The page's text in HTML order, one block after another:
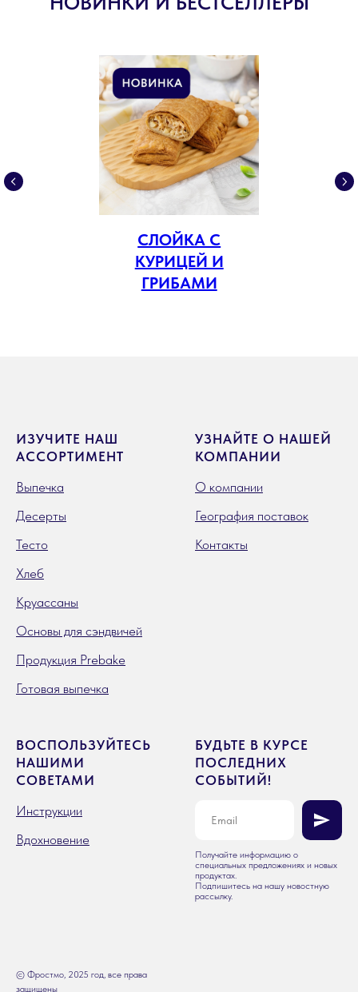
СЛОЙКА С
КУРИЦЕЙ И
ГРИБАМИ
ИЗУЧИТЕ НАШ
АССОРТИМЕНТ
Выпечка
Десерты
Тесто
Хлеб
Круассаны
Основы для сэндвичей
Продукция Prebake
Готовая выпечка
УЗНАЙТЕ О НАШЕЙ
КОМПАНИИ
О компании
География поставок
Контакты
ВОСПОЛЬЗУЙТЕСЬ
НАШИМИ
СОВЕТАМИ
Инструкции
Вдохновение
БУДЬТЕ В КУРСЕ
ПОСЛЕДНИХ
СОБЫТИЙ!
Получайте информацию о
специальных предложениях и новых
продуктах.
Подпишитесь на нашу новостную
рассылку.
© Фростмо, 2025 год, все права
защищены